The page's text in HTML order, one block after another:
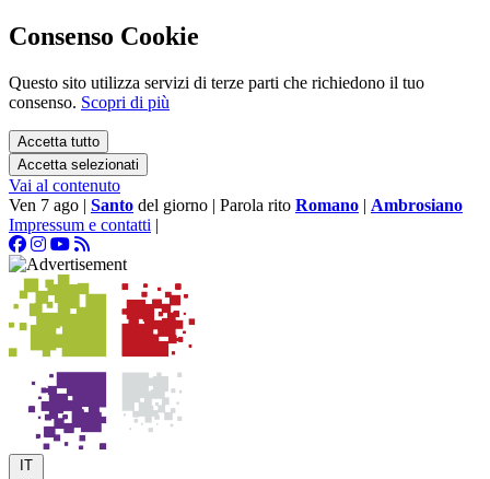
Consenso Cookie
Questo sito utilizza servizi di terze parti che richiedono il tuo
consenso. Scopri di più
Accetta tutto
Accetta selezionati
Vai al contenuto
Ven 7 ago | Santo del giorno | Parola rito Romano | Ambrosiano
Impressum e contatti |
IT